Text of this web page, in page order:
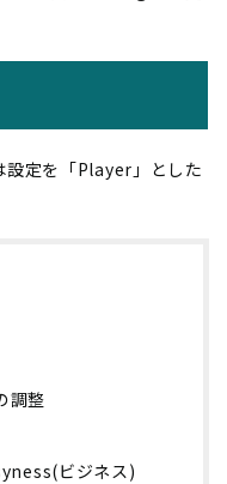
設定を「Player」とした
調整
ビジネス)